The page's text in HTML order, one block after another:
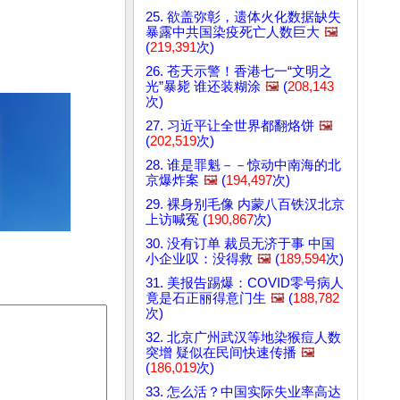
25. 欲盖弥彰，遗体火化数据缺失
暴露中共国染疫死亡人数巨大 🖼️
(219,391次)
26. 苍天示警！香港七一“文明之
光”暴毙 谁还装糊涂 🖼️ (208,143
次)
27. 习近平让全世界都翻烙饼 🖼️
(202,519次)
28. 谁是罪魁－－惊动中南海的北
京爆炸案 🖼️ (194,497次)
29. 裸身别毛像 内蒙八百铁汉北京
上访喊冤 (190,867次)
30. 没有订单 裁员无济于事 中国
小企业叹：没得救 🖼️ (189,594次)
31. 美报告踢爆：COVID零号病人
竟是石正丽得意门生 🖼️ (188,782
次)
32. 北京广州武汉等地染猴痘人数
突增 疑似在民间快速传播 🖼️
(186,019次)
33. 怎么活？中国实际失业率高达